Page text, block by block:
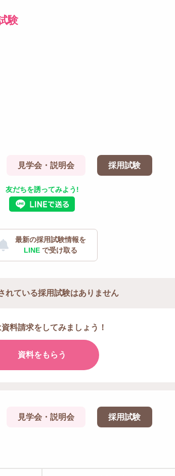
験
見学会・説明会 採用試験
友だちを誘ってみよう!
最新の採用試験情報を
LINE で受け取る
れている採用試験はありません
資料請求をしてみましょう！
資料をもらう
見学会・説明会 採用試験